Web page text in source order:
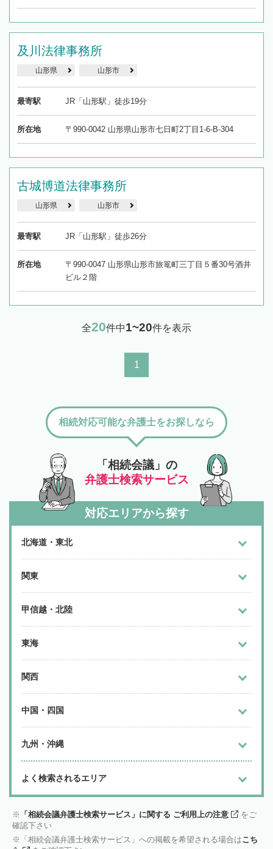
及川法律事務所
山形県 山形市
最寄駅 JR「山形駅」徒歩19分
所在地 〒990-0042 山形県山形市七日町2丁目1-6-B-304
古城博道法律事務所
山形県 山形市
最寄駅 JR「山形駅」徒歩26分
所在地
〒990-0047 山形県山形市旅篭町三丁目５番30号酒井
ビル２階
全20件中1~20件を表示
1
「相続会議」の
弁護士検索サービス
相続対応可能な弁護士をお探しなら
対応エリアから探す
北海道・東北
関東
甲信越・北陸
東海
関西
中国・四国
九州・沖縄
よく検索されるエリア
「相続会議弁護士検索サービス」に関する ご利用上の注意
をご
確認下さい
「相続会議弁護士検索サービス」への掲載を希望される場合はこち